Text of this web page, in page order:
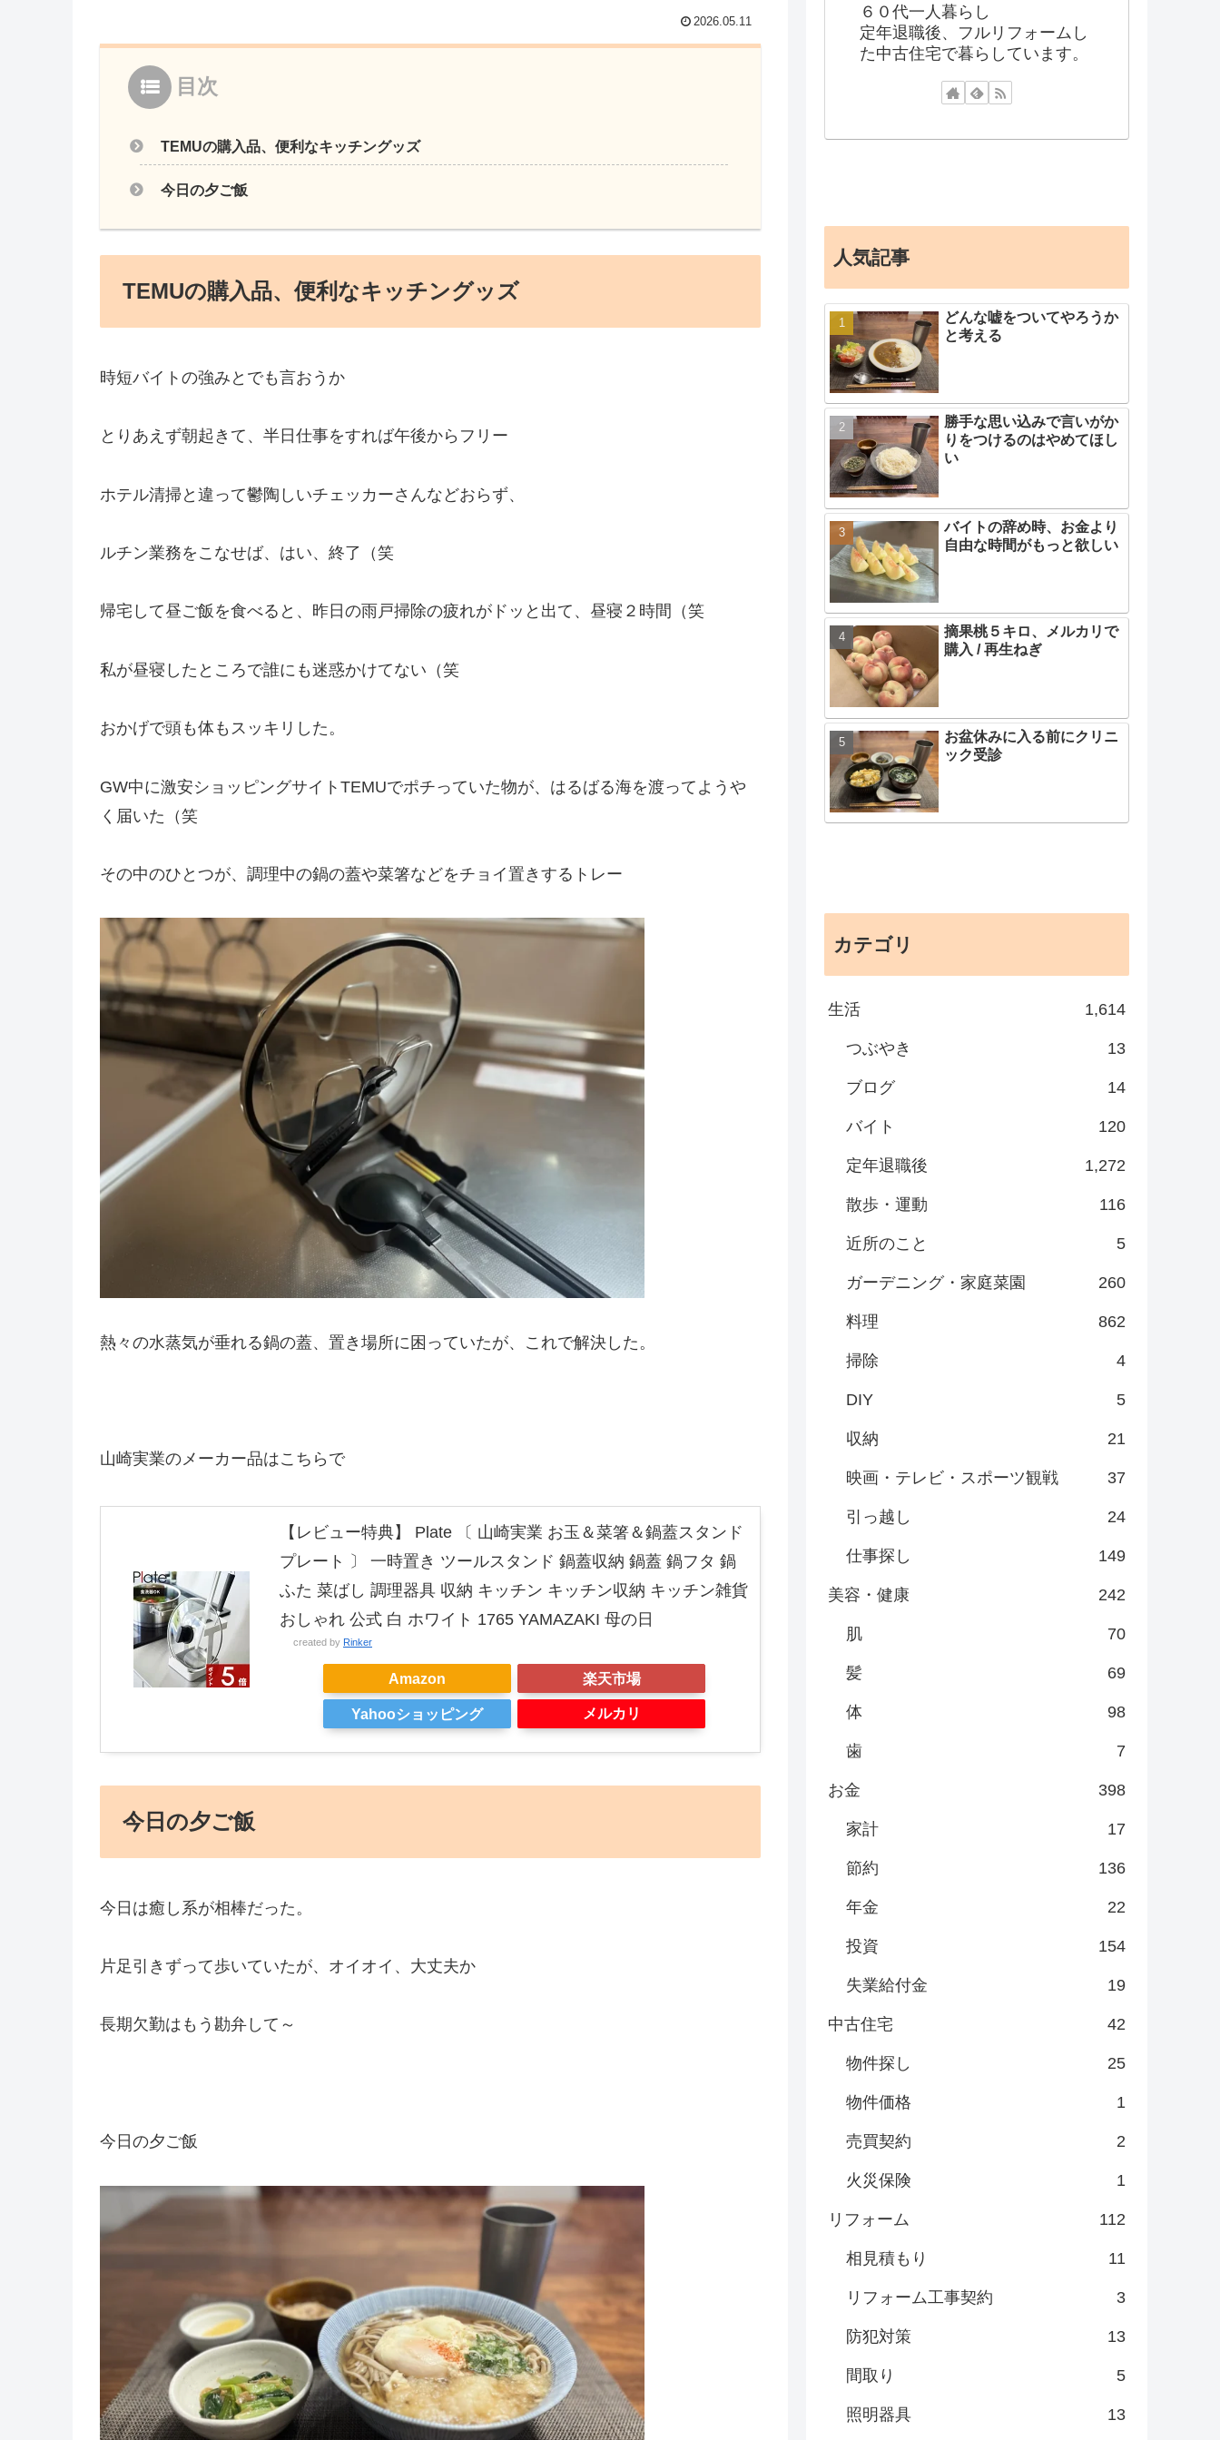
2026.05.11
目次
TEMUの購入品、便利なキッチングッズ
今日の夕ご飯
TEMUの購入品、便利なキッチングッズ
時短バイトの強みとでも言おうか
とりあえず朝起きて、半日仕事をすれば午後からフリー
ホテル清掃と違って鬱陶しいチェッカーさんなどおらず、
ルチン業務をこなせば、はい、終了（笑
帰宅して昼ご飯を食べると、昨日の雨戸掃除の疲れがドッと出て、昼寝２時間（笑
私が昼寝したところで誰にも迷惑かけてない（笑
おかげで頭も体もスッキリした。
GW中に激安ショッピングサイトTEMUでポチっていた物が、はるばる海を渡ってようや
く届いた（笑
その中のひとつが、調理中の鍋の蓋や菜箸などをチョイ置きするトレー
熱々の水蒸気が垂れる鍋の蓋、置き場所に困っていたが、これで解決した。
山崎実業のメーカー品はこちらで
【レビュー特典】 Plate 〔 山崎実業 お玉＆菜箸＆鍋蓋スタンド
プレート 〕 一時置き ツールスタンド 鍋蓋収納 鍋蓋 鍋フタ 鍋
ふた 菜ばし 調理器具 収納 キッチン キッチン収納 キッチン雑貨
おしゃれ 公式 白 ホワイト 1765 YAMAZAKI 母の日
created by Rinker
Amazon 楽天市場
Yahooショッピング メルカリ
今日の夕ご飯
今日は癒し系が相棒だった。
片足引きずって歩いていたが、オイオイ、大丈夫か
長期欠勤はもう勘弁して～
今日の夕ご飯
６０代一人暮らし
定年退職後、フルリフォームし
た中古住宅で暮らしています。
人気記事
どんな嘘をついてやろうか
と考える
勝手な思い込みで言いがか
りをつけるのはやめてほし
い
バイトの辞め時、お金より
自由な時間がもっと欲しい
摘果桃５キロ、メルカリで
購入 / 再生ねぎ
お盆休みに入る前にクリニ
ック受診
カテゴリ
生活 1,614
つぶやき 13
ブログ 14
バイト 120
定年退職後 1,272
散歩・運動 116
近所のこと 5
ガーデニング・家庭菜園 260
料理 862
掃除 4
DIY 5
収納 21
映画・テレビ・スポーツ観戦 37
引っ越し 24
仕事探し 149
美容・健康 242
肌 70
髪 69
体 98
歯 7
お金 398
家計 17
節約 136
年金 22
投資 154
失業給付金 19
中古住宅 42
物件探し 25
物件価格 1
売買契約 2
火災保険 1
リフォーム 112
相見積もり 11
リフォーム工事契約 3
防犯対策 13
間取り 5
照明器具 13